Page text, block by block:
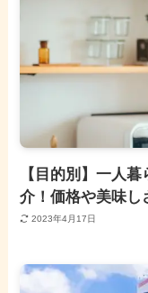
【目的別】一人
介！価格や美味し
2023年4月17日